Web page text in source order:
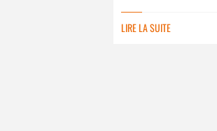
LIRE LA SUITE